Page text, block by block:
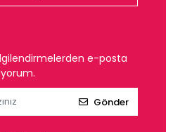
e-posta
Gönder